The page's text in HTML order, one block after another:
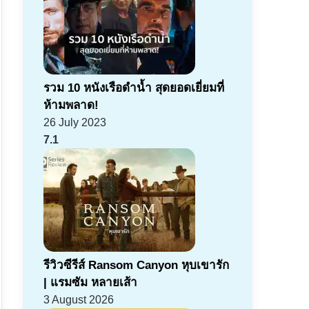
รวม 10 หนังเรือดำน้ำ สุดยอดเยี่ยมที่
ห้ามพลาด!
26 July 2023
7.1
รีวิวซีรีส์ Ransom Canyon หุบเขารัก
| แรมซัม หลายเส้า
3 August 2026